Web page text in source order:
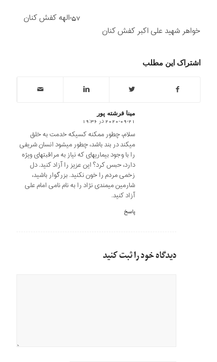
57-الهه کفش کنان
خواهر شهید علی اکبر کفش کنان
اشتراک این مطلب
مینا فرشته پور
says:
2020-09-21 در 19:36
سلام، چطور ممکنه کسیکه خدمت به خلق
میکند در بند باشد، چطور میشود انسان شریفی
را با وجود بیماریهای که نیاز به مراقبتهای ویژه
دارد، حبس کرد؟ این عزیز را آزاد کنید. دل
زخمی مردم را خون نکنید. بزرگوار باشید،
شارمین میمندی نژاد را به نام نامی امام علی
آزاد کنید.
پاسخ
دیدگاه خود را ثبت کنید